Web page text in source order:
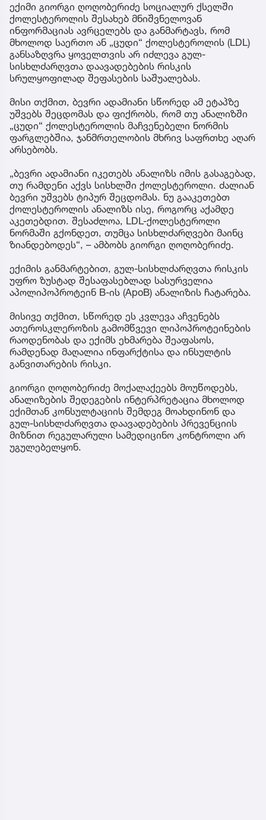
ექიმი გიორგი ღოღობერიძე სოციალურ ქსელში
ქოლესტეროლის შესახებ მნიშვნელოვან
ინფორმაციას ავრცელებს და განმარტავს, რომ
მხოლოდ საერთო ან „ცუდი“ ქოლესტეროლის (LDL)
განსაზღვრა ყოველთვის არ იძლევა გულ-
სისხლძარღვთა დაავადებების რისკის
სრულყოფილად შეფასების საშუალებას.
მისი თქმით, ბევრი ადამიანი სწორედ ამ ეტაპზე
უშვებს შეცდომას და ფიქრობს, რომ თუ ანალიზში
„ცუდი“ ქოლესტეროლის მაჩვენებელი ნორმის
ფარგლებშია, ჯანმრთელობის მხრივ საფრთხე აღარ
არსებობს.
„ბევრი ადამიანი იკეთებს ანალიზს იმის გასაგებად,
თუ რამდენი აქვს სისხლში ქოლესტეროლი. ძალიან
ბევრი უშვებს ტიპურ შეცდომას. ნუ გააკეთებთ
ქოლესტეროლის ანალიზს ისე, როგორც აქამდე
აკეთებდით. შესაძლოა, LDL-ქოლესტეროლი
ნორმაში გქონდეთ, თუმცა სისხლძარღვები მაინც
ზიანდებოდეს“, – ამბობს გიორგი ღოღობერიძე.
ექიმის განმარტებით, გულ-სისხლძარღვთა რისკის
უფრო ზუსტად შესაფასებლად სასურველია
აპოლიპოპროტეინ B-ის (ApoB) ანალიზის ჩატარება.
მისივე თქმით, სწორედ ეს კვლევა აჩვენებს
ათეროსკლეროზის გამომწვევი ლიპოპროტეინების
რაოდენობას და ექიმს ეხმარება შეაფასოს,
რამდენად მაღალია ინფარქტისა და ინსულტის
განვითარების რისკი.
გიორგი ღოღობერიძე მოქალაქეებს მოუწოდებს,
ანალიზების შედეგების ინტერპრეტაცია მხოლოდ
ექიმთან კონსულტაციის შემდეგ მოახდინონ და
გულ-სისხლძარღვთა დაავადებების პრევენციის
მიზნით რეგულარული სამედიცინო კონტროლი არ
უგულებელყონ.